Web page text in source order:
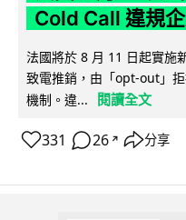
Cold Call 違規
法國將於 8 月 11 日起實施
致電推銷，由「opt-out」
機制。違...
閱讀全文
331 26 ↗ 分享